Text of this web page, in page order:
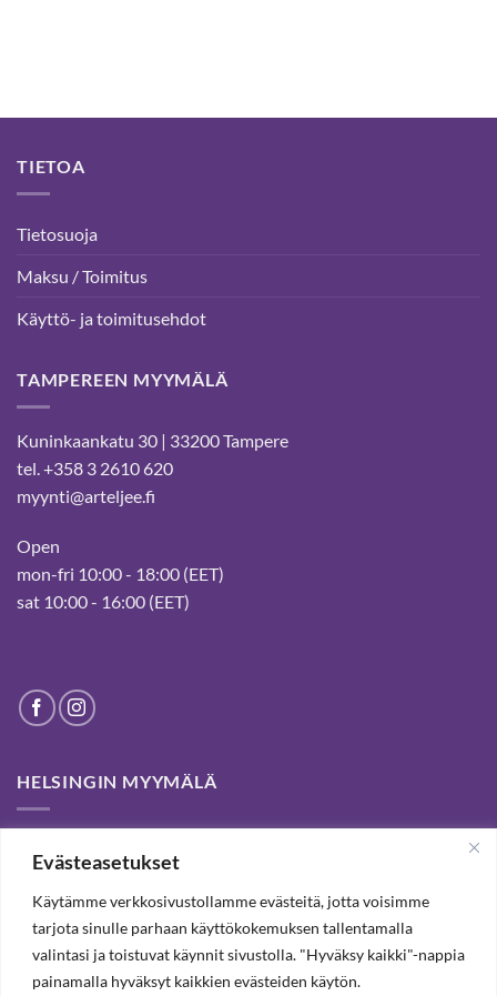
Evästeasetukset
Käytämme verkkosivustollamme evästeitä, jotta voisimme
tarjota sinulle parhaan käyttökokemuksen tallentamalla
valintasi ja toistuvat käynnit sivustolla. "Hyväksy kaikki"-nappia
painamalla hyväksyt kaikkien evästeiden käytön.
TIETOA
Tietosuoja
Maksu / Toimitus
Käyttö- ja toimitusehdot
TAMPEREEN MYYMÄLÄ
Kuninkaankatu 30 | 33200 Tampere
tel. +358 3 2610 620
myynti@arteljee.fi
Open
mon-fri 10:00 - 18:00 (EET)
sat 10:00 - 16:00 (EET)
HELSINGIN MYYMÄLÄ
customers for passed years and welcome you to our Tampere
shop and webstore.
TILAA UUTISKIRJE, SAAT 20% ALENNUKSEN